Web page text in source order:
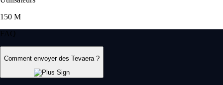
150 M
FAQ
Comment envoyer des Tevaera ?